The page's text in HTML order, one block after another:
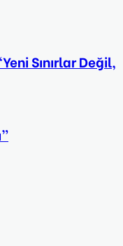
Sınırlar Değil,